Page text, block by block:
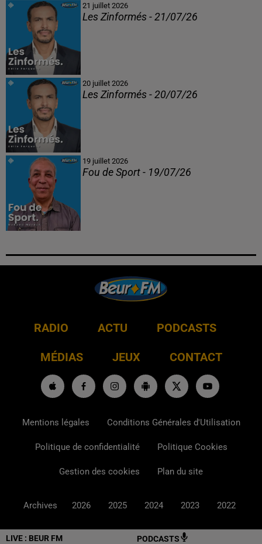
LIVE : BEUR FM PODCASTS
21 juillet 2026
Les Zinformés - 21/07/26
20 juillet 2026
Les Zinformés - 20/07/26
19 juillet 2026
Fou de Sport - 19/07/26
RADIO ACTU PODCASTS
MÉDIAS JEUX CONTACT
Mentions légales Conditions Générales d'Utilisation
Politique de confidentialité Politique Cookies
Gestion des cookies Plan du site
Archives 2026 2025 2024 2023 2022